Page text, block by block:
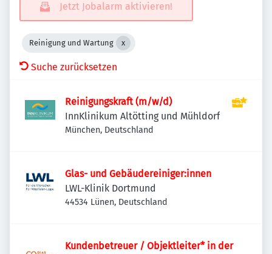
Jetzt Jobalarm aktivieren!
Reinigung und Wartung
Suche zurücksetzen
Reinigungskraft (m/w/d)
InnKlinikum Altötting und Mühldorf
München, Deutschland
Glas- und Gebäudereiniger:innen
LWL-Klinik Dortmund
44534 Lünen, Deutschland
Kundenbetreuer / Objektleiter* in der